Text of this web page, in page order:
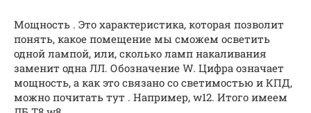
Мощность . Это характеристика, которая позволит
понять, какое помещение мы сможем осветить
одной лампой, или, сколько ламп накаливания
заменит одна ЛЛ. Обозначение W. Цифра означает
мощность, а как это связано со светимостью и КПД,
можно почитать тут . Например, w12. Итого имеем